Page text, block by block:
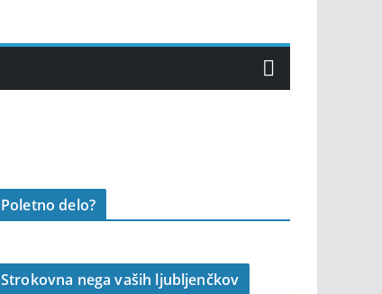
Poletno delo?
Strokovna nega vaših ljubljenčkov